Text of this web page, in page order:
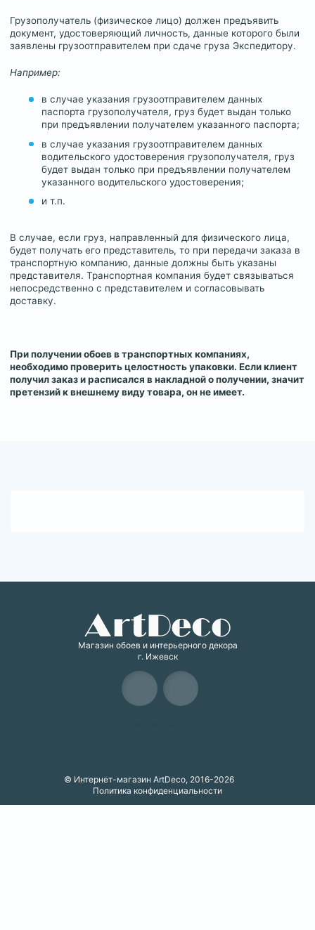
Грузополучатель (физическое лицо) должен предъявить
документ, удостоверяющий личность, данные которого были
заявлены грузоотправителем при сдаче груза Экспедитору.
Например:
в случае указания грузоотправителем данных
паспорта грузополучателя, груз будет выдан только
при предъявлении получателем указанного паспорта;
в случае указания грузоотправителем данных
водительского удостоверения грузополучателя, груз
будет выдан только при предъявлении получателем
указанного водительского удостоверения;
и т.п.
В случае, если груз, направленный для физического лица,
будет получать его представитель, то при передачи заказа в
транспортную компанию, данные должны быть указаны
представителя. Транспортная компания будет связываться
непосредственно с представителем и согласовывать
доставку.
При получении обоев в транспортных компаниях,
необходимо проверить целостность упаковки. Если клиент
получил заказ и расписался в накладной о получении, значит
претензий к внешнему виду товара, он не имеет.
Магазин обоев и интерьерного декора
г. Ижевск
© Интернет-магазин ArtDeco, 2016-2026
Политика конфиденциальности